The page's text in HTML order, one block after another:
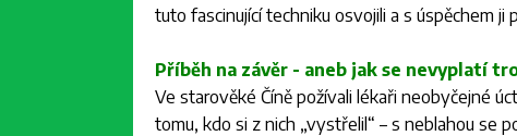
tuto fascinující techniku osvojili a s úspěchem ji
Příběh na závěr - aneb jak se nevyplatí
Ve starověké Číně požívali lékaři neobyčejné
tomu, kdo si z nich „vystřelil“ – s neblahou se